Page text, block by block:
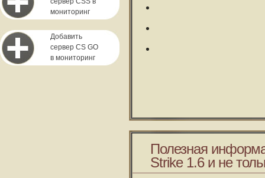
мониторинг
Добавить
сервер CS GO
в мониторинг
Полезная
Strike 1.6 и не